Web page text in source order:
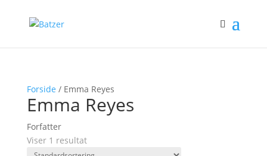
Forside / Emma Reyes
Emma Reyes
Forfatter
Viser 1 resultat